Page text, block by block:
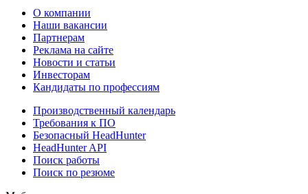
О компании
Наши вакансии
Партнерам
Реклама на сайте
Новости и статьи
Инвесторам
Кандидаты по профессиям
Производственный календарь
Требования к ПО
Безопасный HeadHunter
HeadHunter API
Поиск работы
Поиск по резюме